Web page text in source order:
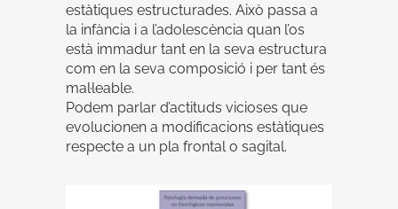
estàtiques estructurades. Això passa a
la infància i a l’adolescència quan l’os
està immadur tant en la seva estructura
com en la seva composició i per tant és
mal·leable.
Podem parlar d’actituds vicioses que
evolucionen a modificacions estàtiques
respecte a un pla frontal o sagital.